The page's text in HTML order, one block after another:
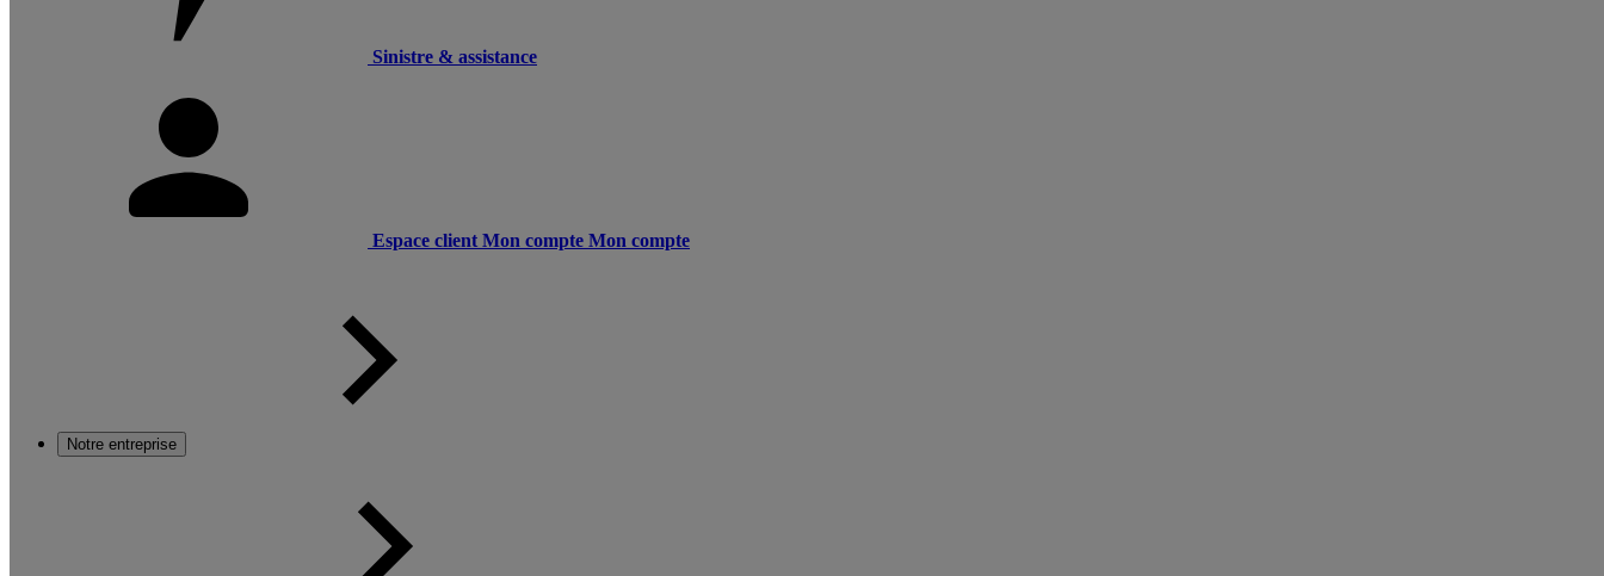
Sinistre & assistance
Espace client Mon compte Mon compte
Notre entreprise